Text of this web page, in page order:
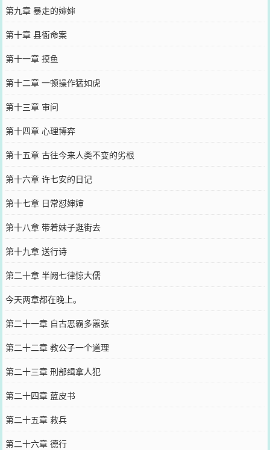
第九章 暴走的婶婶
第十章 县衙命案
第十一章 摸鱼
第十二章 一顿操作猛如虎
第十三章 审问
第十四章 心理博弈
第十五章 古往今来人类不变的劣根
第十六章 许七安的日记
第十七章 日常怼婶婶
第十八章 带着妹子逛街去
第十九章 送行诗
第二十章 半阙七律惊大儒
今天两章都在晚上。
第二十一章 自古恶霸多嚣张
第二十二章 教公子一个道理
第二十三章 刑部缉拿人犯
第二十四章 蓝皮书
第二十五章 救兵
第二十六章 德行